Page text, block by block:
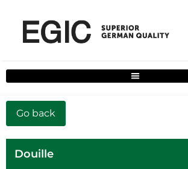
Filtre de solutions complètes pour la maison
Douille